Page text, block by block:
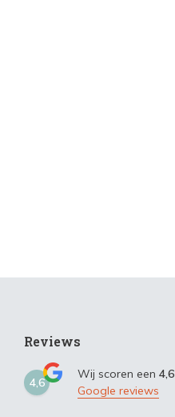
Reviews
4,6
Wij scoren een 4,6
Google reviews